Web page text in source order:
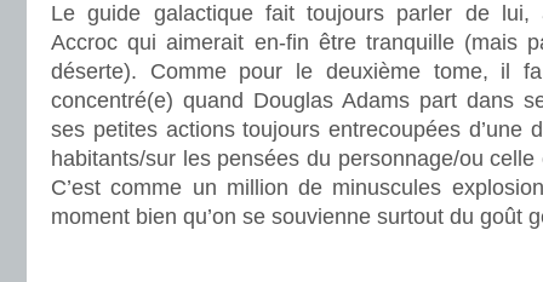
Le guide galactique fait toujours parler de lui,
Accroc qui aimerait en-fin être tranquille (mais
déserte). Comme pour le deuxième tome, il
concentré(e) quand Douglas Adams part dans
ses petites actions toujours entrecoupées d’une
habitants/sur les pensées du personnage/ou celle
C’est comme un million de minuscules
moment bien qu’on se souvienne surtout du goût